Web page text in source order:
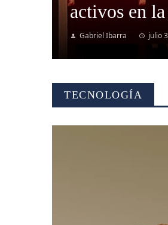
activos en
Gabriel Ibarra julio
TECNOLOGÍA